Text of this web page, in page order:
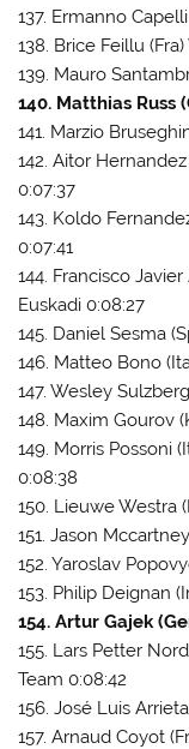
137. Ermanno
138. Brice Feillu
139. Mauro
140. Matthias Russ
141. Marzio
142. Aitor
0:07:37
143. Koldo
0:07:41
144. Francisco
Euskadi 0:08:27
145. Daniel Sesma
146. Matteo Bono
147. Wesley
148. Maxim Gourov
149. Morris Possoni
0:08:38
150. Lieuwe Westra
151. Jason
152. Yaroslav
153. Philip Deignan
154. Artur Gajek
155. Lars Petter
Team 0:08:42
156. José Luis
157. Arnaud Coyot